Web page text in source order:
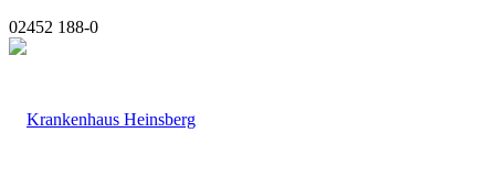
02452 188-0